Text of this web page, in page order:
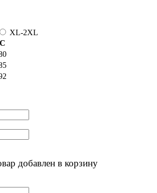
XL-2XL
C
добавлен в корзину